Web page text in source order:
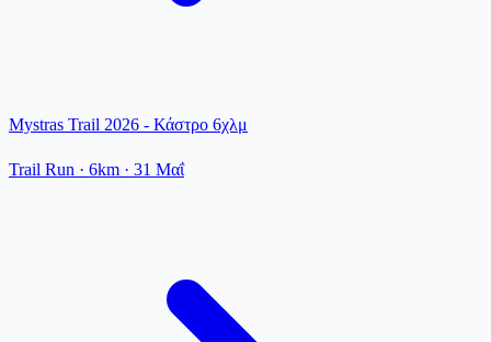
Mystras Trail 2026 - Κάστρο 6χλμ
Trail Run · 6km · 31 Μαΐ